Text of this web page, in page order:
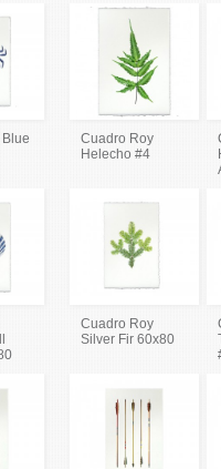
Cuadro Roy
Helecho #4
Cuadro Roy
Silver Fir 60x80